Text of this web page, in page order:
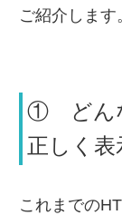
ご紹介します
① どん
正しく表
これまでの